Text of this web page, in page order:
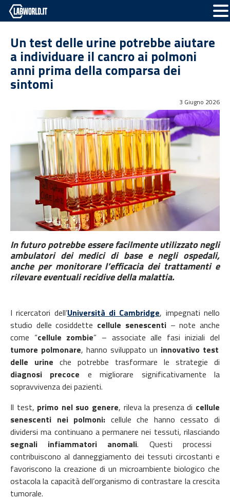
Un test delle urine potrebbe aiutare
a individuare il cancro ai polmoni
anni prima della comparsa dei
sintomi
3 Giugno 2026
In futuro potrebbe essere facilmente utilizzato negli
ambulatori dei medici di base e negli ospedali,
anche per monitorare l’efficacia dei trattamenti e
rilevare eventuali recidive della malattia.
I ricercatori dell’Università di Cambridge, impegnati nello
studio delle cosiddette cellule senescenti– note anche
come “cellule zombie” – associate alle fasi iniziali del
tumore polmonare, hanno sviluppato un innovativo test
delle urine che potrebbe trasformare le strategie di
diagnosi precoce e migliorare significativamente la
sopravvivenza dei pazienti.
Il test, primo nel suo genere, rileva la presenza di cellule
senescenti nei polmoni: cellule che hanno cessato di
dividersi ma continuano a permanere nei tessuti, rilasciando
segnali infiammatori anomali. Questi processi
contribuiscono al danneggiamento dei tessuti circostanti e
favoriscono la creazione di un microambiente biologico che
ostacola la capacità dell’organismo di contrastare la crescita
tumorale.